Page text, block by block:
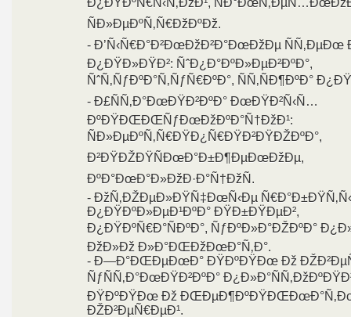
Ð¿ÐŸÐºÑ€Ñ‹Ñ‚ÐžÐ¹,
ÑÐ»ÐµÐºÑ‚Ñ€ÐžÐºÐž.
- Ð’Ñ‹Ñ€Ð°Ð²ÐœÐžÐ²Ð°ÐœÐžÐµ ÑÑ‚ÐµÐœ
Ð¿ÐŸÐ»ÐŸÐ²: ÑˆÐ¿Ð°ÐºÐ»ÐµÐ²ÐºÐ°,
ÑˆÑ‚ÑƒÐºÐ°Ñ‚ÑƒÑ€ÐºÐ°, ÑÑ‚ÑÐ¶ÐºÐ°
- Ð£ÑÑ‚Ð°ÐœÐŸÐ²ÐºÐ° ÐœÐŸÐ²Ñ‹Ñ…
ÐºÐŸÐŒÐŒÑƒÐœÐžÐºÐ°Ñ†ÐžÐ¹:
ÑÐ»ÐµÐºÑ‚Ñ€ÐŸÐ¿Ñ€ÐŸÐ²ÐŸÐŽÐºÐ°,
Ð²ÐŸÐŽÐŸÑÐœÐ°Ð±Ð¶ÐµÐœÐžÐµ,
ÐºÐ°ÐœÐ°Ð»ÐžÐ·Ð°Ñ†ÐžÑ.
- ÐžÑ‚ÐŽÐµÐ»ÐŸÑ‡ÐœÑ‹Ðµ
Ð¿ÐŸÐºÐ»ÐµÐ¹ÐºÐ° ÐŸÐ±ÐŸÐµÐ²,
Ð¿ÐŸÐºÑ€Ð°ÑÐºÐ°, ÑƒÐºÐ»Ð°ÐŽÐºÐ°
ÐžÐ»Ðž Ð»Ð°ÐŒÐžÐœÐ°Ñ‚Ð°.
- Ð—Ð°ÐŒÐµÐœÐ° ÐŸÐºÐŸÐœ Ðž
ÑƒÑÑ‚Ð°ÐœÐŸÐ²ÐºÐ°
ÐŸÐºÐŸÐœ Ðž
ÐŽÐ²ÐµÑ€ÐµÐ¹.